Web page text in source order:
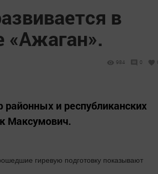
в
984 0
и республиканских
Максумович.
гиревую подготовку показывают